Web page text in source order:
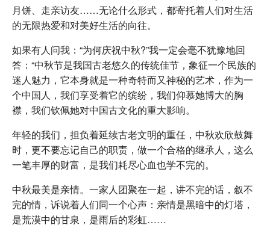
月饼、走亲访友……无论什么形式，都寄托着人们对生活
的无限热爱和对美好生活的向往。
如果有人问我：“为何庆祝中秋?”我一定会毫不犹豫地回
答：“中秋节是我国古老悠久的传统佳节，象征一个民族的
迷人魅力，它本身就是一种奇特而又神秘的艺术，作为一
个中国人，我们享受着它的缤纷，我们仰慕她博大的胸
襟，我们钦佩她对中国古文化的重大影响。
年轻的我们，担负着延续古老文明的重任，中秋欢欣鼓舞
时，更不要忘记自己的职责，做一个合格的继承人，这么
一笔丰厚的财富，是我们耗尽心血也学不完的。
中秋最美是亲情。一家人团聚在一起，讲不完的话，叙不
完的情，诉说着人们同一个心声：亲情是黑暗中的灯塔，
是荒漠中的甘泉，是雨后的彩虹……